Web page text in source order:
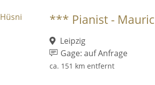
*** Pianist -
Leipzig
Gage: auf Anfrage
ca. 151 km entfernt